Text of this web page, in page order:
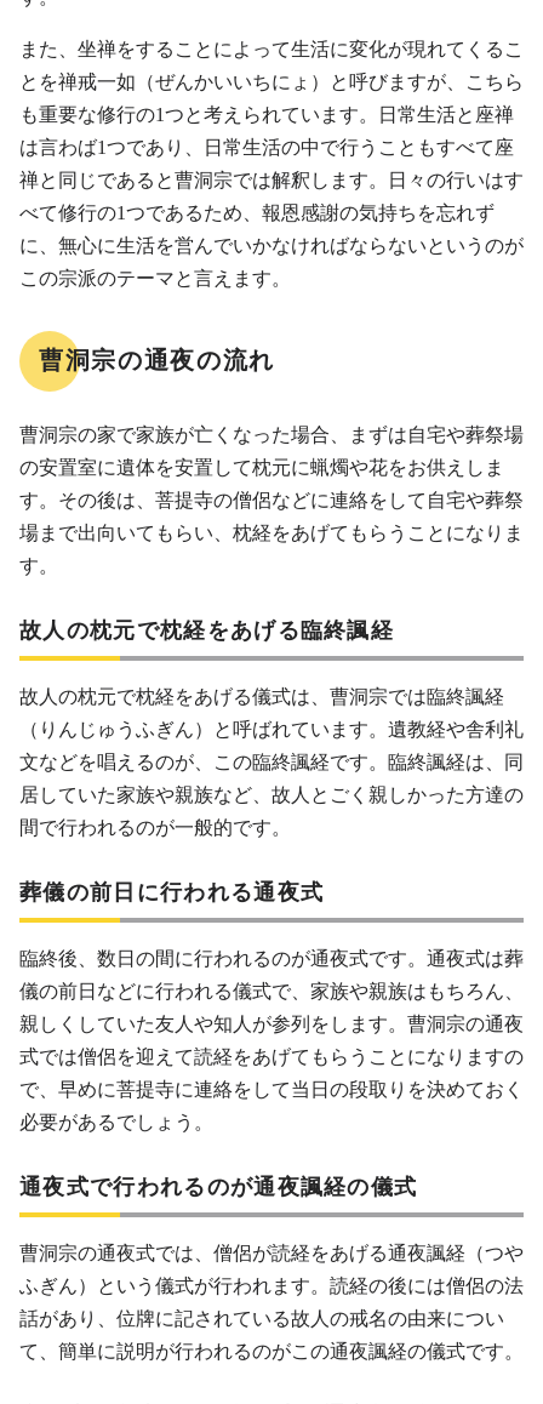
また、坐禅をすることによって生活に変化が現れてくるこ
とを禅戒一如（ぜんかいいちにょ）と呼びますが、こちら
も重要な修行の1つと考えられています。日常生活と座禅
は言わば1つであり、日常生活の中で行うこともすべて座
禅と同じであると曹洞宗では解釈します。日々の行いはす
べて修行の1つであるため、報恩感謝の気持ちを忘れず
に、無心に生活を営んでいかなければならないというのが
この宗派のテーマと言えます。
曹洞宗の通夜の流れ
曹洞宗の家で家族が亡くなった場合、まずは自宅や葬祭場
の安置室に遺体を安置して枕元に蝋燭や花をお供えしま
す。その後は、菩提寺の僧侶などに連絡をして自宅や葬祭
場まで出向いてもらい、枕経をあげてもらうことになりま
す。
故人の枕元で枕経をあげる臨終諷経
故人の枕元で枕経をあげる儀式は、曹洞宗では臨終諷経
（りんじゅうふぎん）と呼ばれています。遺教経や舎利礼
文などを唱えるのが、この臨終諷経です。臨終諷経は、同
居していた家族や親族など、故人とごく親しかった方達の
間で行われるのが一般的です。
葬儀の前日に行われる通夜式
臨終後、数日の間に行われるのが通夜式です。通夜式は葬
儀の前日などに行われる儀式で、家族や親族はもちろん、
親しくしていた友人や知人が参列をします。曹洞宗の通夜
式では僧侶を迎えて読経をあげてもらうことになりますの
で、早めに菩提寺に連絡をして当日の段取りを決めておく
必要があるでしょう。
通夜式で行われるのが通夜諷経の儀式
曹洞宗の通夜式では、僧侶が読経をあげる通夜諷経（つや
ふぎん）という儀式が行われます。読経の後には僧侶の法
話があり、位牌に記されている故人の戒名の由来につい
て、簡単に説明が行われるのがこの通夜諷経の儀式です。